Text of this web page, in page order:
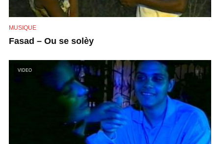
MUSIQUE
Fasad – Ou se solèy
VIDEO